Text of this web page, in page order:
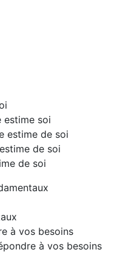
estime soi
estime de soi
de soi
de soi
à vos besoins
à vos besoins